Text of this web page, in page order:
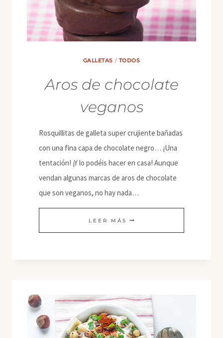
GALLETAS / TODOS
Aros de chocolate
veganos
Rosquillitas de galleta super crujiente bañadas
con una fina capa de chocolate negro… ¡Una
tentación! ¡Y lo podéis hacer en casa! Aunque
vendan algunas marcas de aros de chocolate
que son veganos, no hay nada…
LEER MÁS AROS
DE